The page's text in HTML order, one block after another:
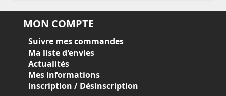
MON COMPTE
Suivre mes commandes
Ma liste d'envies
Actualités
Mes informations
Inscription / Désinscription